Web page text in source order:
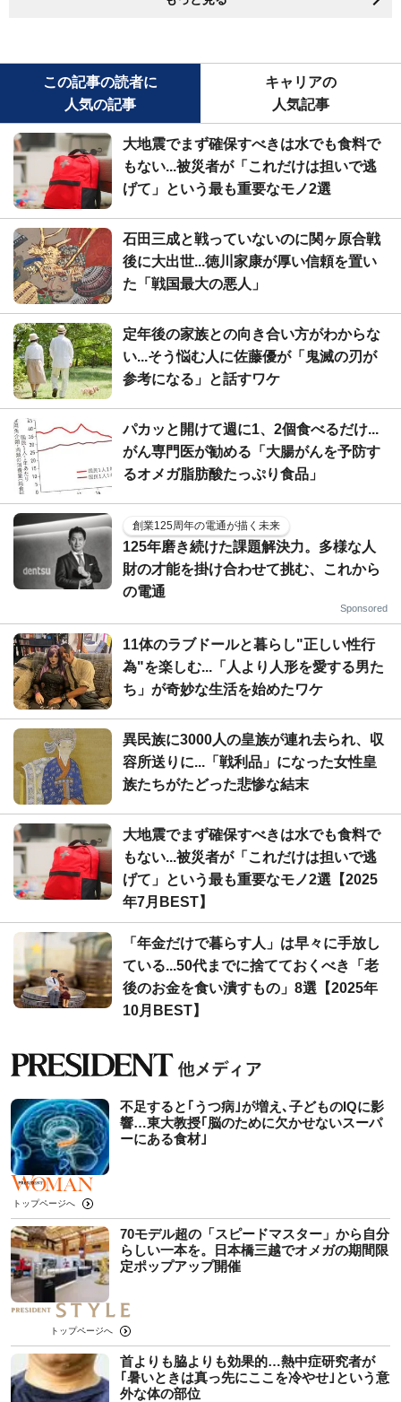
この記事の読者に
人気の記事
キャリアの
人気記事
大地震でまず確保すべきは水でも食料で
もない...被災者が「これだけは担いで逃
げて」という最も重要なモノ2選
石田三成と戦っていないのに関ヶ原合戦
後に大出世...徳川家康が厚い信頼を置い
た「戦国最大の悪人」
定年後の家族との向き合い方がわからな
い...そう悩む人に佐藤優が「鬼滅の刃が
参考になる」と話すワケ
パカッと開けて週に1、2個食べるだけ...
がん専門医が勧める「大腸がんを予防す
るオメガ脂肪酸たっぷり食品」
創業125周年の電通が描く未来
125年磨き続けた課題解決力。多様な人
財の才能を掛け合わせて挑む、これから
の電通
Sponsored
11体のラブドールと暮らし"正しい性行
為"を楽しむ...「人より人形を愛する男た
ち」が奇妙な生活を始めたワケ
異民族に3000人の皇族が連れ去られ、収
容所送りに...「戦利品」になった女性皇
族たちがたどった悲惨な結末
大地震でまず確保すべきは水でも食料で
もない...被災者が「これだけは担いで逃
げて」という最も重要なモノ2選【2025
年7月BEST】
「年金だけで暮らす人」は早々に手放し
ている...50代までに捨てておくべき「老
後のお金を食い潰すもの」8選【2025年
10月BEST】
不足すると｢うつ病｣が増え､子どものIQに影
響…東大教授｢脳のために欠かせないスーパ
ーにある食材｣
トップページへ
70モデル超の「スピードマスター」から自分
らしい一本を。日本橋三越でオメガの期間限
定ポップアップ開催
トップページへ
首よりも脇よりも効果的…熱中症研究者が
｢暑いときは真っ先にここを冷やせ｣という意
外な体の部位